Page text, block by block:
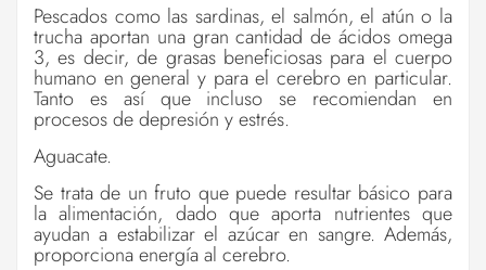
Pescados como las sardinas, el salmón, el atún o la
trucha aportan una gran cantidad de ácidos omega
3, es decir, de grasas beneficiosas para el cuerpo
humano en general y para el cerebro en particular.
Tanto es así que incluso se recomiendan en
procesos de depresión y estrés.
Aguacate.
Se trata de un fruto que puede resultar básico para
la alimentación, dado que aporta nutrientes que
ayudan a estabilizar el azúcar en sangre. Además,
proporciona energía al cerebro.